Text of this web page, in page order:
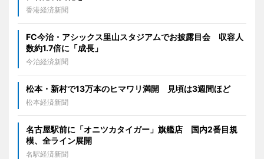
香港経済新聞
FC今治・アシックス里山スタジアムでお披露目会 収容人
数約1.7倍に「成長」
今治経済新聞
松本・新村で13万本のヒマワリ満開 見頃は3週間ほど
松本経済新聞
名古屋駅前に「オニツカタイガー」旗艦店 国内2番目規
模、全ライン展開
名駅経済新聞